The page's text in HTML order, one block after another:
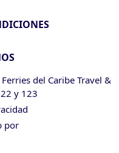
del Caribe Travel &
y 123
por